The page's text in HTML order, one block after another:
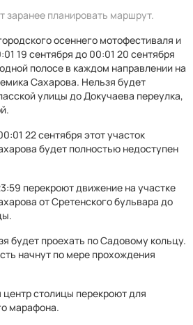
планировать маршрут.
осеннего мотофестиваля и
19 сентября до 00:01 20 сентября
полосе в каждом направлении на
Сахарова. Нельзя будет
улицы до Докучаева переулка,
22 сентября этот участок
будет полностью недоступен
перекроют движение на участке
от Сретенского бульвара до
будет проехать по Садовому кольцу.
начнут по мере прохождения
центр столицы перекроют для
марафона.